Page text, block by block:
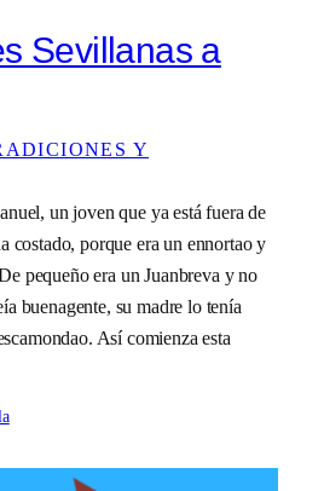
Sevillanas a
Y
un joven que ya está fuera de
costado, porque era un ennortao y
pequeño era un Juanbreva y no
buenagente, su madre lo tenía
Así comienza esta